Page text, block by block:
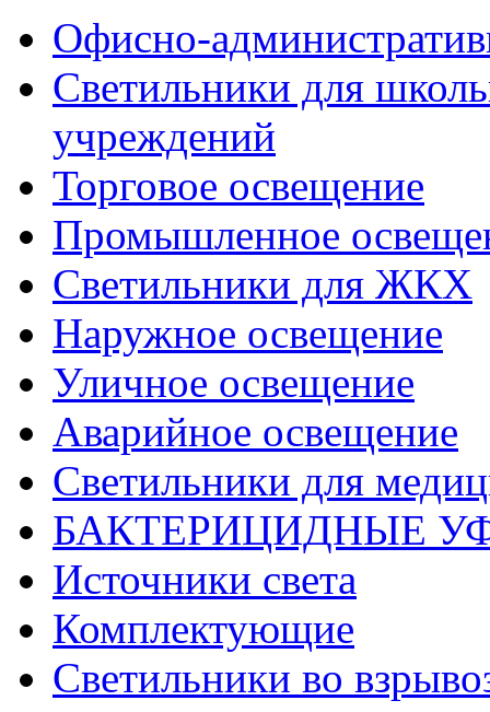
Офисно-
Светильники для
учреждений
Торговое освещение
Промышленное
Светильники для ЖКХ
Наружное освещение
Уличное освещение
Аварийное освещение
Светильники для
БАКТЕРИЦИДНЫЕ
Источники света
Комплектующие
Светильники во